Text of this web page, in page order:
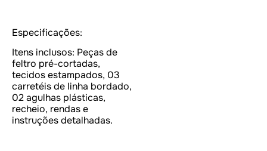
Especificações:
Itens inclusos: Peças de
feltro pré-cortadas,
tecidos estampados, 03
carretéis de linha bordado,
02 agulhas plásticas,
recheio, rendas e
instruções detalhadas.